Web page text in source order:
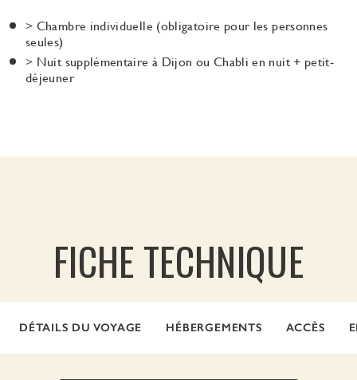
> Chambre individuelle (obligatoire pour les personnes
seules)
> Nuit supplémentaire à Dijon ou Chabli en nuit + petit-
déjeuner
FICHE TECHNIQUE
DÉTAILS DU VOYAGE HÉBERGEMENTS ACCÈS